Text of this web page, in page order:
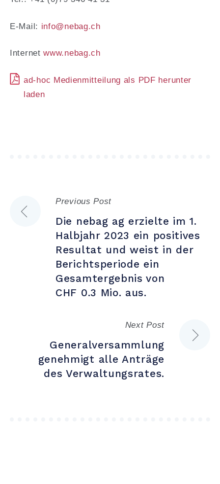
E-Mail: info@nebag.ch
Internetwww.nebag.ch
ad-hoc Medienmitteilung als PDF herunter
laden
Beitragsnavigation
Previous Post
Die nebag ag erzielte im 1.
Halbjahr 2023 ein positives
Resultat und weist in der
Berichtsperiode ein
Gesamtergebnis von
CHF 0.3 Mio. aus.
Next Post
Generalversammlung
genehmigt alle Anträge
des Verwaltungsrates.